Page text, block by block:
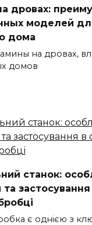
дровах:
моделей
дома
на дровах,
домов
станок:
застосування
є однією з